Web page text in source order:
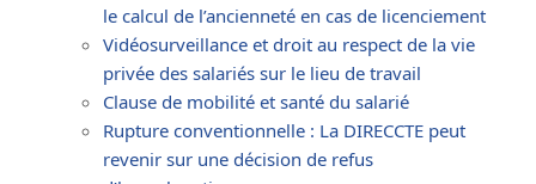
le calcul de l’ancienneté en cas de licenciement
Vidéosurveillance et droit au respect de la vie
privée des salariés sur le lieu de travail
Clause de mobilité et santé du salarié
Rupture conventionnelle : La DIRECCTE peut
revenir sur une décision de refus